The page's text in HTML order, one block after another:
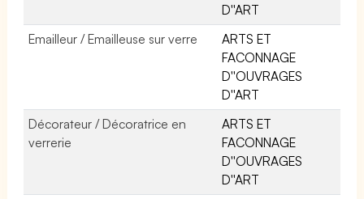
D''ART
Emailleur / Emailleuse sur verre
ARTS ET
FACONNAGE
D''OUVRAGES
D''ART
Décorateur / Décoratrice en
verrerie
ARTS ET
FACONNAGE
D''OUVRAGES
D''ART